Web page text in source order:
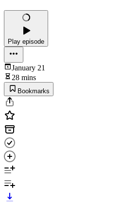
Play episode
January 21
28 mins
Bookmarks